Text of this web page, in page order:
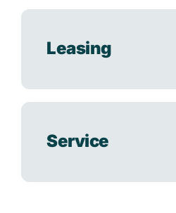
Leasing
Service